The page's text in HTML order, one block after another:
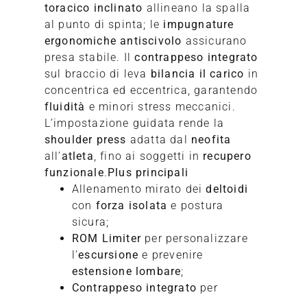
toracico inclinato allineano la spalla
al punto di spinta; le impugnature
ergonomiche antiscivolo assicurano
presa stabile. Ilcontrappeso integrato
sul braccio di leva bilancia il carico in
concentrica ed eccentrica, garantendo
fluidità e minori stress meccanici.
L’impostazione guidata rende la
shoulder press adatta dal neofita
all’atleta, fino ai soggetti in recupero
funzionale. Plus principali
Allenamento mirato deideltoidi
con forza isolata e postura
sicura;
ROM Limiter per personalizzare
l’escursione e prevenire
estensione lombare;
Contrappeso integrato per